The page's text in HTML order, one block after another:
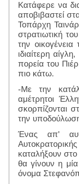
Κατάφερε να
αποβιβαστεί
Τοπάρχη
στρατιωτική
την
ιδιαίτερη
πορεία του
πιο κάτω.
-Με την
αμέτρητοι
σκορπίζονται
την
Ένας απ'
καταλήξουν
θα γίνουν η
όνομα